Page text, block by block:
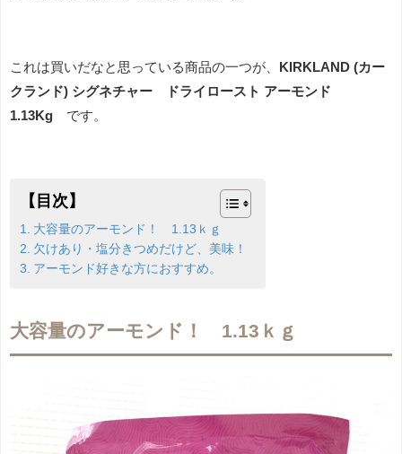
これは買いだなと思っている商品の一つが、
KIRKLAND (カー
クランド) シグネチャー ドライロースト アーモンド
1.13Kg です。
【目次】
大容量のアーモンド！ 1.13ｋｇ
欠けあり・塩分きつめだけど、美味！
アーモンド好きな方におすすめ。
大容量のアーモンド！ 1.13ｋｇ